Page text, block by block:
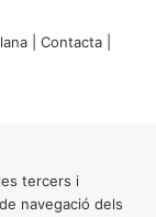
| Contacta
tercers i
navegació dels